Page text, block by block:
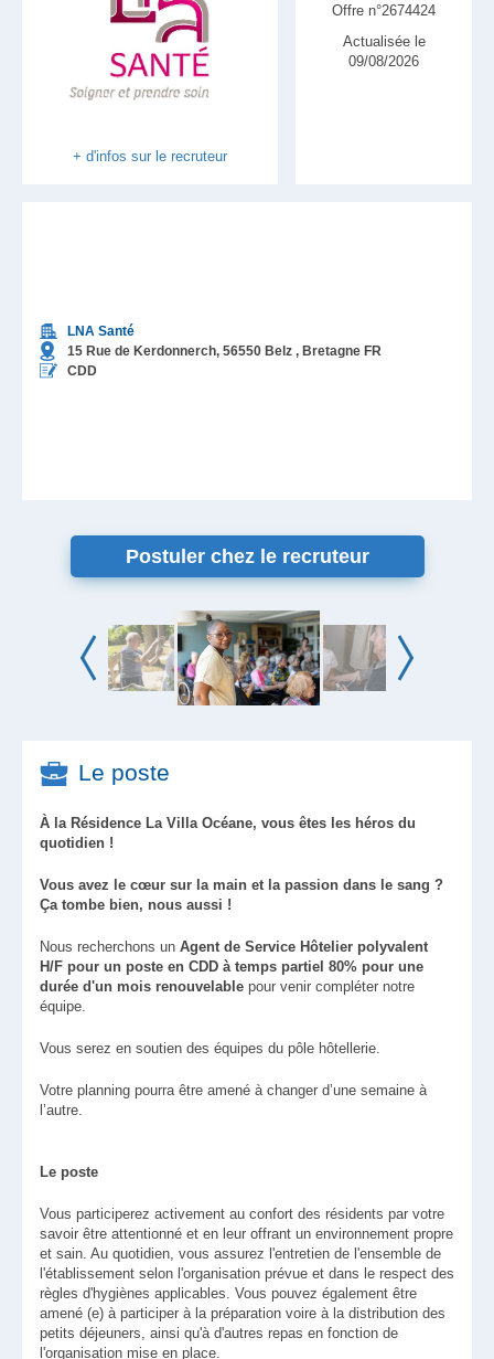
+ d'infos sur le recruteur
LNA Santé
15 Rue de Kerdonnerch, 56550 Belz , Bretagne FR
CDD
Offre n°2674424
Actualisée le
09/08/2026
Postuler chez le recruteur
Le poste
À la Résidence La Villa Océane, vous êtes les héros du
quotidien !
Vous avez le cœur sur la main et la passion dans le sang ?
Ça tombe bien, nous aussi !
Nous recherchons un Agent de Service Hôtelier polyvalent
H/F pour un poste en CDD à temps partiel 80% pour une
durée d'un mois renouvelable pour venir compléter notre
équipe.
Vous serez en soutien des équipes du pôle hôtellerie.
Votre planning pourra être amené à changer d’une semaine à
l’autre.
Le poste
Vous participerez activement au confort des résidents par votre
savoir être attentionné et en leur offrant un environnement propre
et sain. Au quotidien, vous assurez l'entretien de l'ensemble de
l'établissement selon l'organisation prévue et dans le respect des
règles d'hygiènes applicables. Vous pouvez également être
amené (e) à participer à la préparation voire à la distribution des
petits déjeuners, ainsi qu'à d'autres repas en fonction de
l'organisation mise en place.